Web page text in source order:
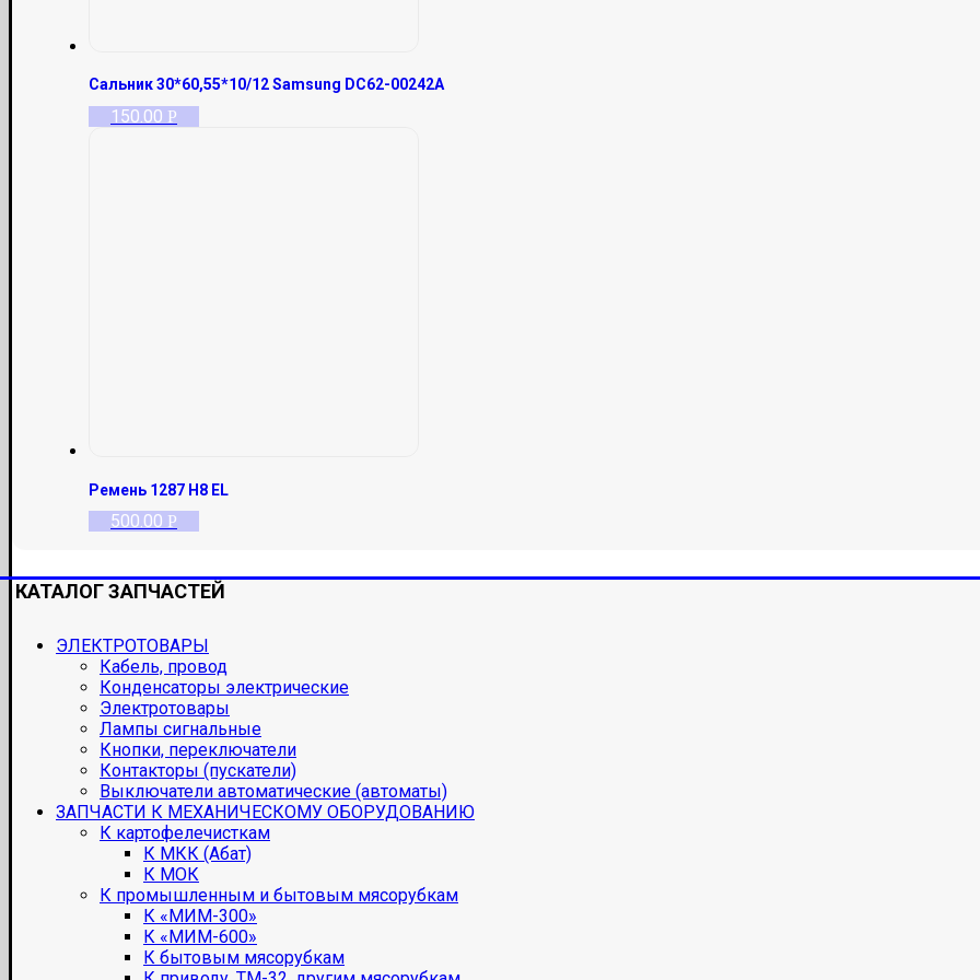
Сальник 30*60,55*10/12 Samsung DC62-00242A
150.00 Р
Ремень 1287 H8 EL
500.00 Р
КАТАЛОГ ЗАПЧАСТЕЙ
ЭЛЕКТРОТОВАРЫ
Кабель, провод
Конденсаторы электрические
Электротовары
Лампы сигнальные
Кнопки, переключатели
Контакторы (пускатели)
Выключатели автоматические (автоматы)
ЗАПЧАСТИ К МЕХАНИЧЕСКОМУ ОБОРУДОВАНИЮ
К картофелечисткам
К МКК (Абат)
К МОК
К промышленным и бытовым мясорубкам
К «МИМ-300»
К «МИМ-600»
К бытовым мясорубкам